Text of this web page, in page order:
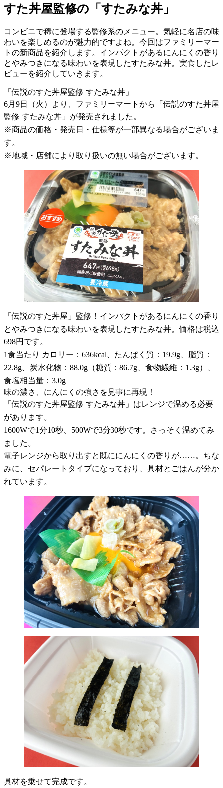
すた丼屋監修の「すたみな丼」
コンビニで稀に登場する監修系のメニュー。気軽に名店の味
わいを楽しめるのが魅力的ですよね。今回はファミリーマー
トの新商品を紹介します。インパクトがあるにんにくの香り
とやみつきになる味わいを表現したすたみな丼。実食したレ
ビューを紹介していきます。
「伝説のすた丼屋監修 すたみな丼」
6月9日（火）より、ファミリーマートから「伝説のすた丼屋
監修 すたみな丼」が発売されました。
※商品の価格・発売日・仕様等が一部異なる場合がございま
す。
※地域・店舗により取り扱いの無い場合がございます。
「伝説のすた丼屋」監修！インパクトがあるにんにくの香り
とやみつきになる味わいを表現したすたみな丼。価格は税込
698円です。
1食当たり カロリー：636kcal、たんぱく質：19.9g、脂質：
22.8g、炭水化物：88.0g（糖質：86.7g、食物繊維：1.3g）、
食塩相当量：3.0g
味の濃さ、にんにくの強さを見事に再現！
「伝説のすた丼屋監修 すたみな丼」はレンジで温める必要
があります。
1600Wで1分10秒、500Wで3分30秒です。さっそく温めてみ
ました。
電子レンジから取り出すと既ににんにくの香りが……。ちな
みに、セパレートタイプになっており、具材とごはんが分か
れています。
具材を乗せて完成です。